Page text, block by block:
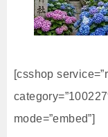
[csshop
mode=”embed”]